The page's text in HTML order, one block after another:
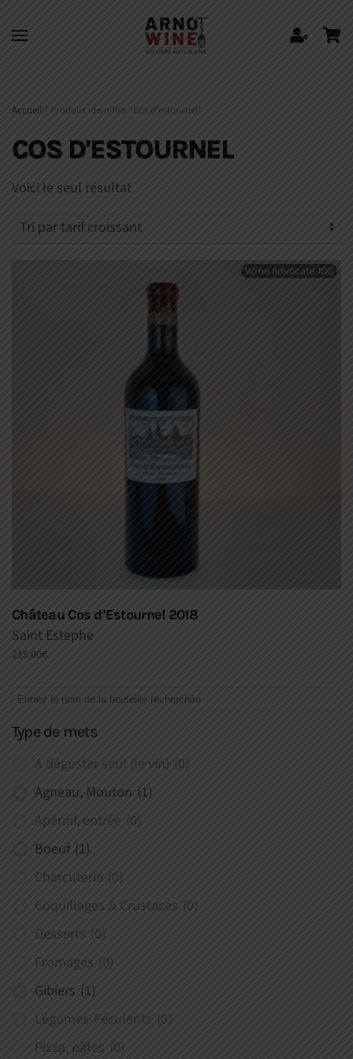
Skip to main content
Accueil / Produits identifiés “Cos d'estournel”
COS D'ESTOURNEL
Voici le seul résultat
Château Cos d’Estournel 2018
Saint Estephe
Wine advocate 100
215,00€
Type de mets
A déguster seul (le vin) (0)
Agneau, Mouton (1)
Apéritif, entrée (0)
Boeuf (1)
Charcuterie (0)
Coquillages & Crustacés (0)
Desserts (0)
Fromages (0)
Gibiers (1)
Légumes-Féculents (0)
Pizza, pâtes (0)